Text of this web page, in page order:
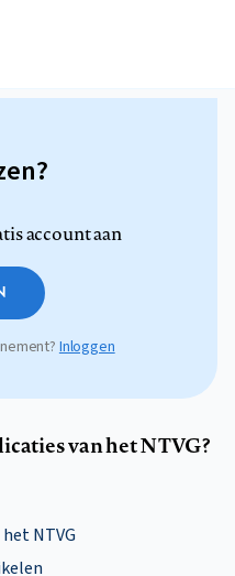
account aan
Inloggen
van het NTVG?
NTVG